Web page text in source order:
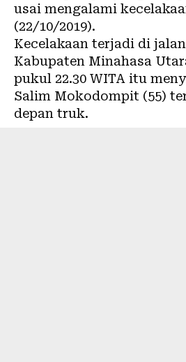
usai mengalami
(22/10/2019).
Kecelakaan terjadi di
Kabupaten Minahasa
pukul 22.30 WITA itu
Salim Mokodompit (55)
depan truk.